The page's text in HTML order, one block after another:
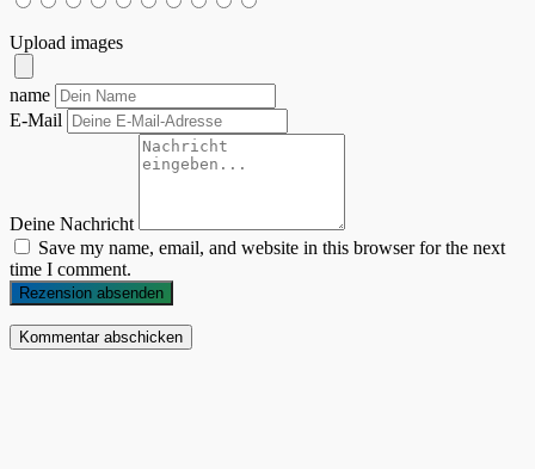
Upload images
name
E-Mail
Deine Nachricht
Save my name, email, and website in this browser for the next
time I comment.
Rezension absenden